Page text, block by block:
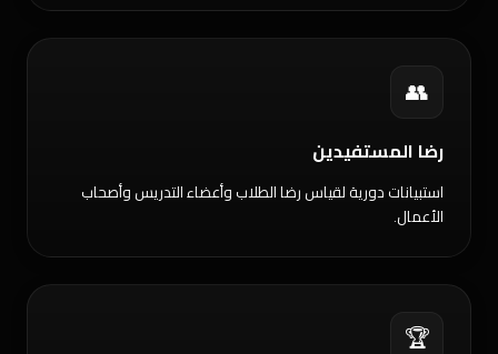
👥
رضا المستفيدين
استبيانات دورية لقياس رضا الطلاب وأعضاء التدريس وأصحاب
الأعمال.
🏆